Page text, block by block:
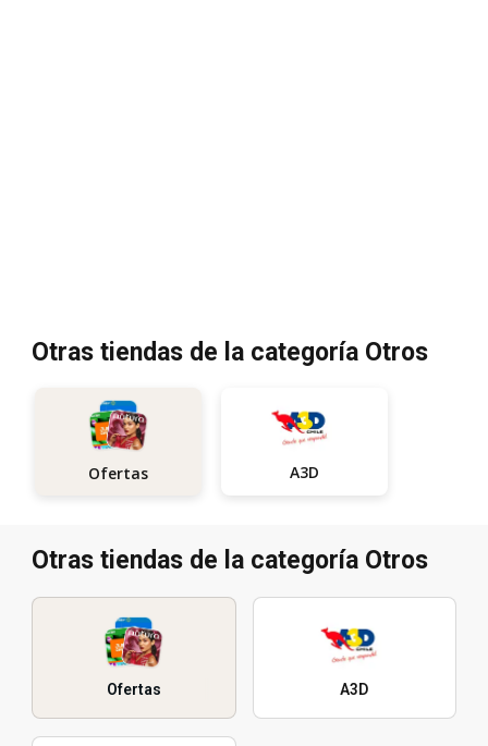
Otras tiendas de la categoría Otros
Ofertas A3D
Otras tiendas de la categoría Otros
Ofertas A3D